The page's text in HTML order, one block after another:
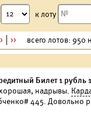
к лоту
> >> всего лотов: 950
Билет 1 рубль
надрывы.
445. Довольно